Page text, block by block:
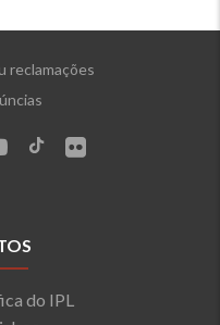
reclamações
do IPL